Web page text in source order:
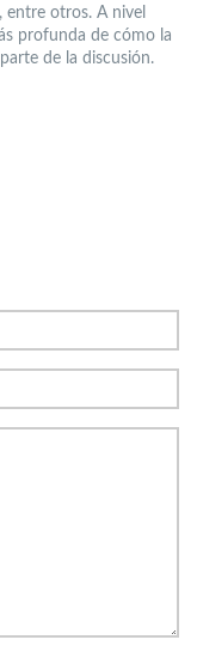
entre otros. A nivel
profunda de cómo la
de la discusión.